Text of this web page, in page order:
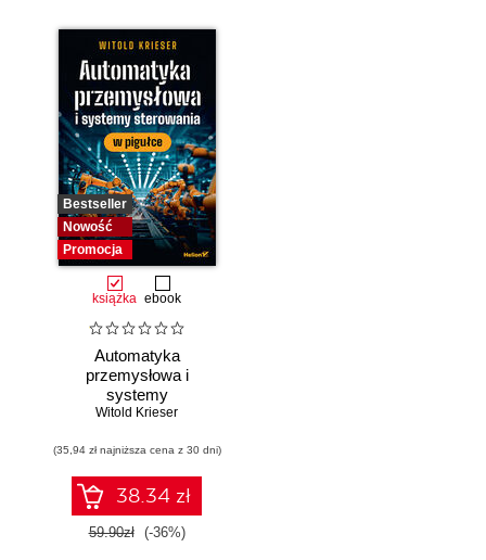
Bestseller
Nowość
Promocja
książka ebook
Automatyka
przemysłowa i
systemy
sterowania w
Witold Krieser
(35,94 zł najniższa cena z 30 dni)
38.34 zł
59.90zł (-36%)